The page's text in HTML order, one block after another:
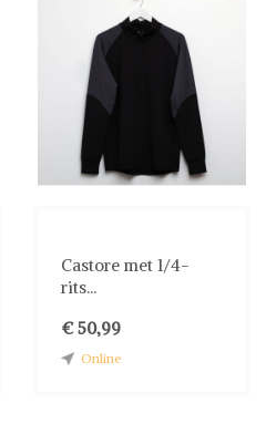
Castore met 1/4-
rits...
€ 50,99
Online